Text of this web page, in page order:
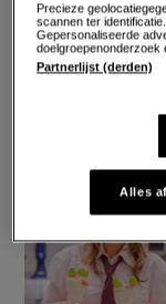
Precieze
scannen ter
Gepersonaliseerde
doelgroepenonderzoek
Partnerlijst (derden)
Alles